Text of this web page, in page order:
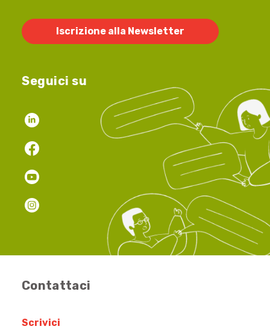
Iscrizione alla Newsletter
Seguici su
Contattaci
Scrivici